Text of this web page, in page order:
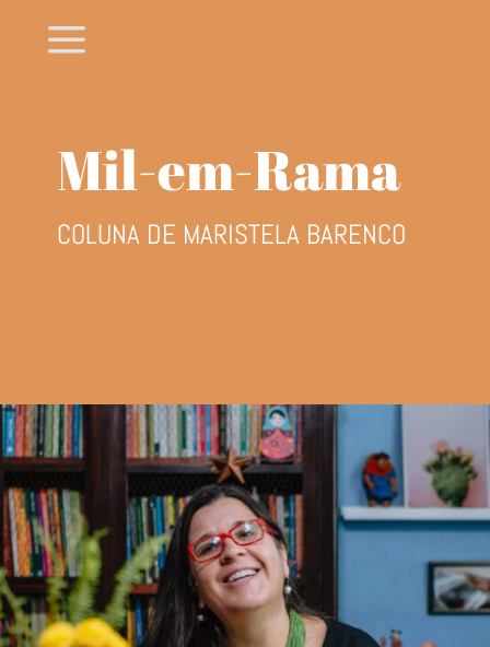
a
Mil-em-Rama
COLUNA DE MARISTELA BARENCO